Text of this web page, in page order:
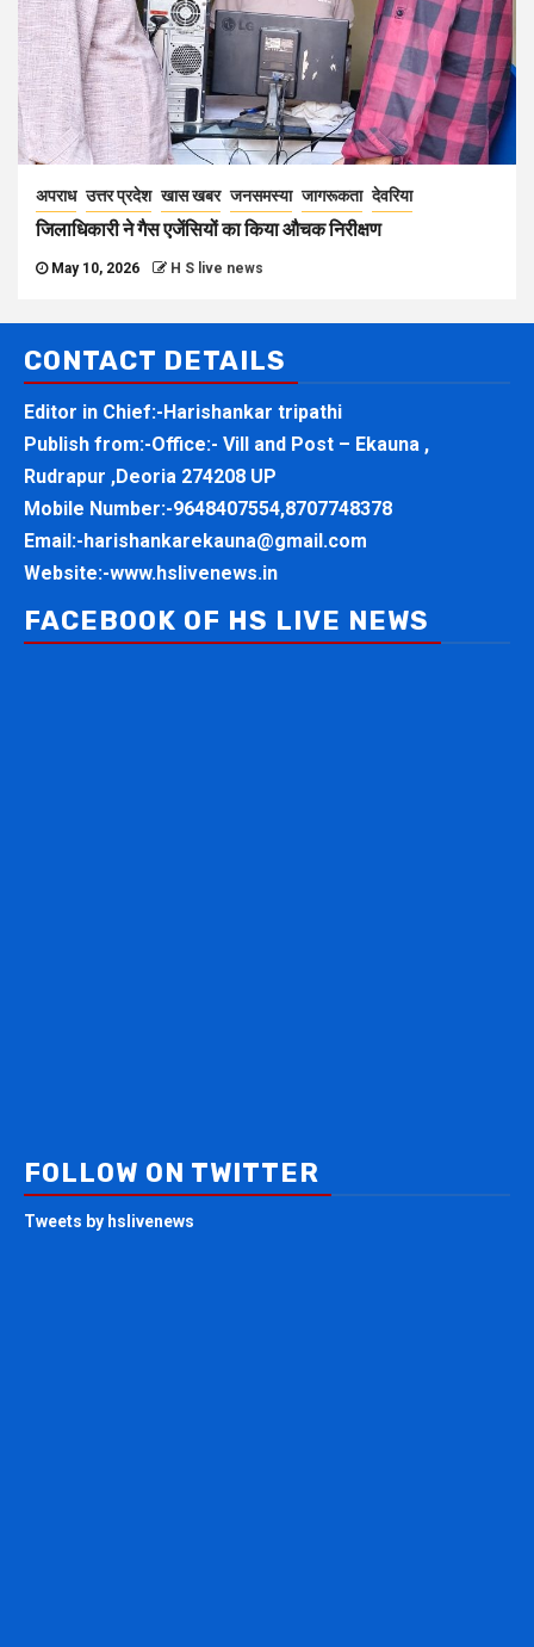
अपराध उत्तर प्रदेश खास खबर जनसमस्या जागरूकता देवरिया
जिलाधिकारी ने गैस एजेंसियों का किया औचक निरीक्षण
May 10, 2026 H S live news
CONTACT DETAILS
Editor in Chief:-Harishankar tripathi
Publish from:-Office:- Vill and Post – Ekauna ,
Rudrapur ,Deoria 274208 UP
Mobile Number:-9648407554,8707748378
Email:-harishankarekauna@gmail.com
Website:-www.hslivenews.in
FACEBOOK OF HS LIVE NEWS
FOLLOW ON TWITTER
Tweets by hslivenews